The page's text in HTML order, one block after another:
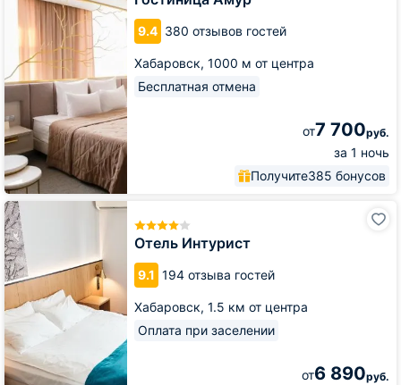
9.4 380 отзывов гостей
Хабаровск, 1000 м от центра
Бесплатная отмена
от7 700руб.
за 1 ночь
Получите385 бонусов
Отель Интурист
9.1 194 отзыва гостей
Хабаровск, 1.5 км от центра
Оплата при заселении
от6 890руб.
Отель
Интурист